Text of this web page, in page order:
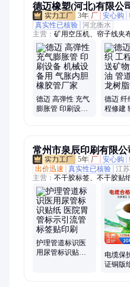
德迈橡塑(河北)有限公
3年 厂 安心购
真实性已核验 河北衡水
主营： 矿用空压机、帘子线夹
胶管、蒸汽胶管、喷砂胶管、
排泥胶管、监控穿线管、挠性
管、钢丝骨架胶管、输油复合
穿线管、螺旋钢丝骨架、三元
德迈 高弹性 充气
膨胀管 印刷设备
德迈 纤
程修建
常州市泉辰印刷有限公
5年 厂 安心购
出价迅速
真实性已核验 江
主营： 不干胶标签、不干胶贴
印刷、水晶滴胶、工业用品类
签、日化类标签、画册说明书
护理管道标识医
用尿管标识贴纸
电缆保
证铜版